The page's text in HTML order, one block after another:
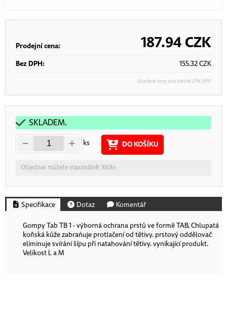
Prodejní cena: 187.94CZK
Bez DPH: 155.32CZK
Uvedené ceny jsou včetně 21% DPH
SKLADEM.
ks DO KOŠÍKU
Objednat můžete maximálně: 100ks
Specifikace Dotaz Komentář
Gompy Tab TB 1 - výborná ochrana prstů ve formě TAB. Chlupatá
koňská kůže zabrańuje protlačení od tětivy. prstový oddělovač
eliminuje svírání šípu při natahování tětivy. vynikající produkt.
Velikost L a M